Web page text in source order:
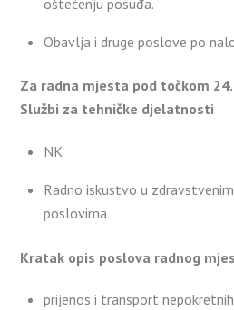
oštećenju posuđa.
Obavlja i druge poslove po
Za radna mjesta pod točkom
Službi za tehničke djelatnosti
NK
Radno iskustvo u
poslovima
Kratak opis poslova radnog
prijenos i transport